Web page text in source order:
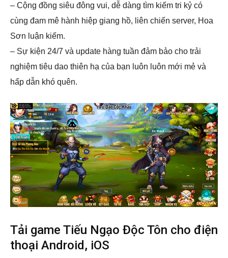
– Cộng đồng siêu đông vui, dễ dàng tìm kiếm tri kỷ có
cùng đam mê hành hiệp giang hồ, liên chiến server, Hoa
Sơn luận kiếm.
– Sự kiện 24/7 và update hàng tuần đảm bảo cho trải
nghiệm tiêu dao thiên hạ của bạn luôn luôn mới mẻ và
hấp dẫn khó quên.
Tải game Tiếu Ngạo Độc Tôn cho điện
thoại Android, iOS